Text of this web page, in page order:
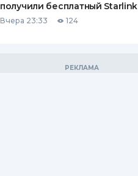
получили бесплатный Starlink
Вчера 23:33 124